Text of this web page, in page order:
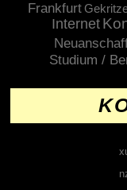
Frankfurt
Internet
Studium /